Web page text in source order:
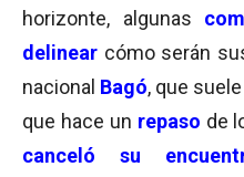
horizonte, algunas
delinear cómo serán
nacional Bagó, que suele
que hace un repaso de
canceló su